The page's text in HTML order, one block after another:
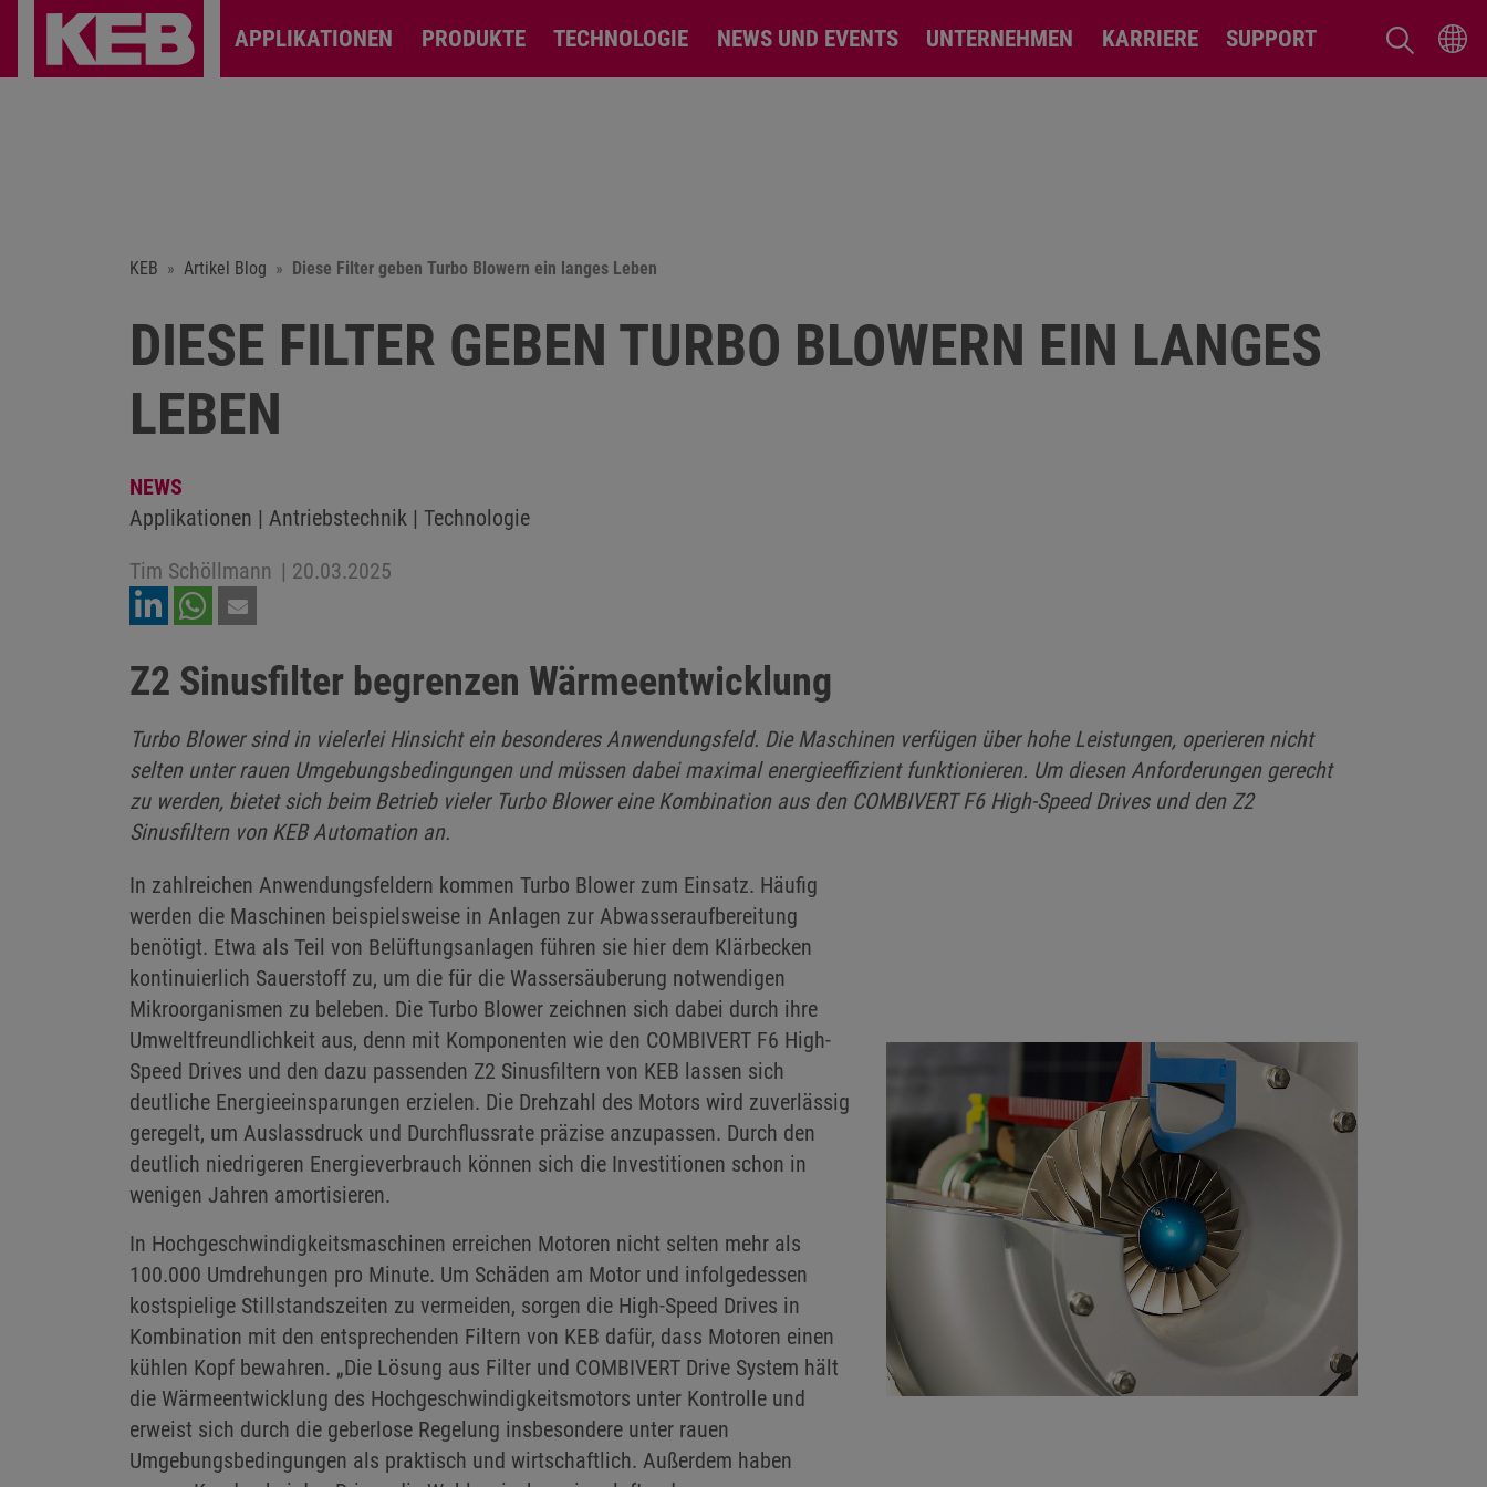
APPLIKATIONEN PRODUKTE TECHNOLOGIE NEWS UND EVENTS UNTERNEHMEN KARRIERE SUPPORT
KEB Artikel Blog Diese Filter geben Turbo Blowern ein langes Leben
DIESE FILTER GEBEN TURBO BLOWERN EIN LANGES
LEBEN
NEWS
Applikationen | Antriebstechnik | Technologie
Tim Schöllmann | 20.03.2025
Z2 Sinusfilter begrenzen Wärmeentwicklung
Turbo Blower sind in vielerlei Hinsicht ein besonderes Anwendungsfeld. Die Maschinen verfügen über hohe Leistungen, operieren nicht
selten unter rauen Umgebungsbedingungen und müssen dabei maximal energieeffizient funktionieren. Um diesen Anforderungen gerecht
zu werden, bietet sich beim Betrieb vieler Turbo Blower eine Kombination aus den COMBIVERT F6 High-Speed Drives und den Z2
Sinusfiltern von KEB Automation an.
In zahlreichen Anwendungsfeldern kommen Turbo Blower zum Einsatz. Häufig
werden die Maschinen beispielsweise in Anlagen zur Abwasseraufbereitung
benötigt. Etwa als Teil von Belüftungsanlagen führen sie hier dem Klärbecken
kontinuierlich Sauerstoff zu, um die für die Wassersäuberung notwendigen
Mikroorganismen zu beleben. Die Turbo Blower zeichnen sich dabei durch ihre
Umweltfreundlichkeit aus, denn mit Komponenten wie den COMBIVERT F6 High-
Speed Drives und den dazu passenden Z2 Sinusfiltern von KEB lassen sich
deutliche Energieeinsparungen erzielen. Die Drehzahl des Motors wird zuverlässig
geregelt, um Auslassdruck und Durchflussrate präzise anzupassen. Durch den
deutlich niedrigeren Energieverbrauch können sich die Investitionen schon in
wenigen Jahren amortisieren.
In Hochgeschwindigkeitsmaschinen erreichen Motoren nicht selten mehr als
100.000 Umdrehungen pro Minute. Um Schäden am Motor und infolgedessen
kostspielige Stillstandszeiten zu vermeiden, sorgen die High-Speed Drives in
Kombination mit den entsprechenden Filtern von KEB dafür, dass Motoren einen
kühlen Kopf bewahren. „Die Lösung aus Filter und COMBIVERT Drive System hält
die Wärmeentwicklung des Hochgeschwindigkeitsmotors unter Kontrolle und
erweist sich durch die geberlose Regelung insbesondere unter rauen
Umgebungsbedingungen als praktisch und wirtschaftlich. Außerdem haben